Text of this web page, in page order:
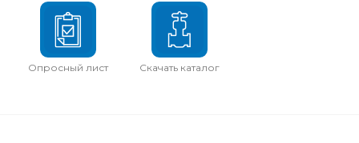
Опросный лист Скачать каталог